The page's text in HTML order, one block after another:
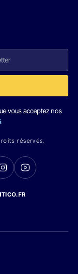
vous acceptez nos
réservés.